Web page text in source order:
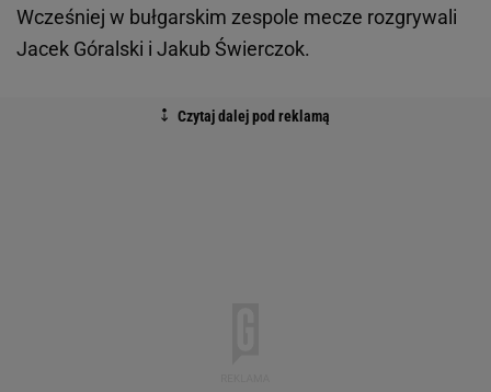
Wcześniej w bułgarskim zespole mecze rozgrywali
Jacek Góralski i Jakub Świerczok.